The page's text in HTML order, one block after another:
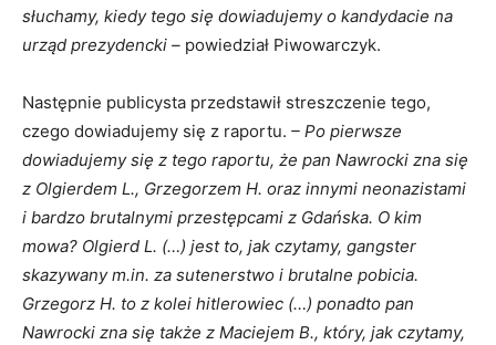
słuchamy, kiedy tego się dowiadujemy o kandydacie na
urząd prezydencki – powiedział Piwowarczyk.
Następnie publicysta przedstawił streszczenie tego,
czego dowiadujemy się z raportu. – Po pierwsze
dowiadujemy się z tego raportu, że pan Nawrocki zna się
z Olgierdem L., Grzegorzem H. oraz innymi neonazistami
i bardzo brutalnymi przestępcami z Gdańska. O kim
mowa? Olgierd L. (…) jest to, jak czytamy, gangster
skazywany m.in. za sutenerstwo i brutalne pobicia.
Grzegorz H. to z kolei hitlerowiec (…) ponadto pan
Nawrocki zna się także z Maciejem B., który, jak czytamy,